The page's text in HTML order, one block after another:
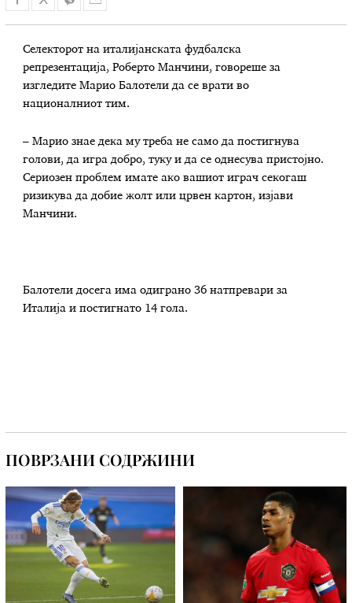
Селекторот на италијанската фудбалска
репрезентација, Роберто Манчини, говореше за
изгледите Марио Балотели да се врати во
националниот тим.
– Марио знае дека му треба не само да постигнува
голови, да игра добро, туку и да се однесува пристојно.
Сериозен проблем имате ако вашиот играч секогаш
ризикува да добие жолт или црвен картон, изјави
Манчини.
Балотели досега има одиграно 36 натпревари за
Италија и постигнато 14 гола.
ПОВРЗАНИ СОДРЖИНИ